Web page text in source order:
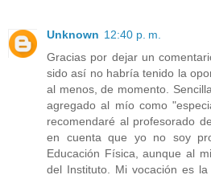
Unknown 12:40 p. m.
Gracias por dejar un
sido así no habría tenido la
al menos, de momento.
agregado al mío como
recomendaré al profesorado
en cuenta que yo no soy
Educación Física, aunque al
del Instituto. Mi vocación es